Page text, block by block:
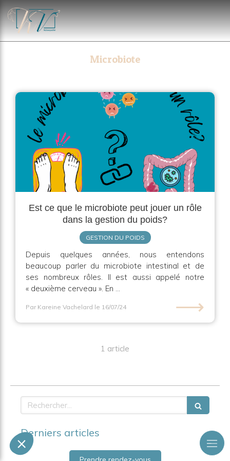
Microbiote
Est ce que le microbiote peut jouer un rôle
dans la gestion du poids?
GESTION DU POIDS
Depuis quelques années, nous entendons
beaucoup parler du microbiote intestinal et de
ses nombreux rôles. Il est aussi appelé notre
« deuxième cerveau ». En ...
Par Kareine Vachelard le 16/07/24 ⟶
1 article
Rechercher
Derniers articles